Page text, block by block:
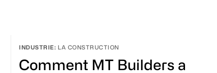
LA CONSTRUCTION
Comment MT Builders a